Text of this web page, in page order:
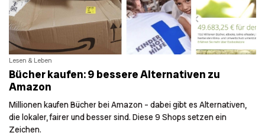
Lesen & Leben
Bücher kaufen: 9 bessere Alternativen zu
Amazon
Millionen kaufen Bücher bei Amazon – dabei gibt es Alternativen,
die lokaler, fairer und besser sind. Diese 9 Shops setzen ein
Zeichen.